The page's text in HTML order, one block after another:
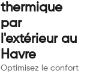
thermique
par
l'extérieur au
Havre
Optimisez le confort